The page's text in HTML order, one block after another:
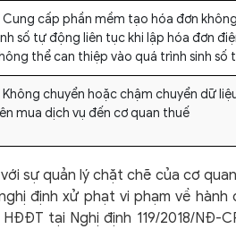
Cung cấp phần mềm tạo hóa đơn
số tự động liên tục khi lập hóa đơn
thể can thiệp vào quá trình sinh số
Không chuyển hoặc chậm chuyển dữ
mua dịch vụ đến cơ quan thuế
sự quản lý chặt chẽ của cơ
định xử phạt vi phạm về
HĐĐT tại Nghị định 119/2018/NĐ-